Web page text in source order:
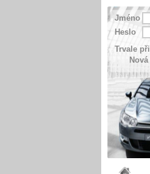
Jméno
Heslo
Trvale